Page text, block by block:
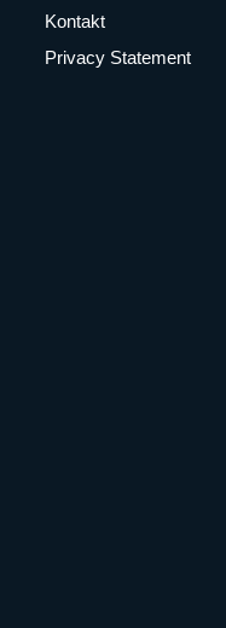
Kontakt
Privacy Statement